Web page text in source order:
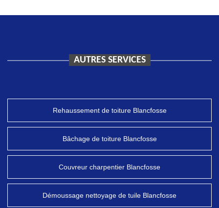
AUTRES SERVICES
Rehaussement de toiture Blancfosse
Bâchage de toiture Blancfosse
Couvreur charpentier Blancfosse
Démoussage nettoyage de tuile Blancfosse